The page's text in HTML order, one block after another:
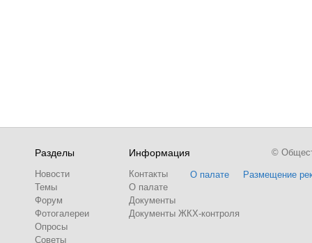
Разделы
Новости
Темы
Форум
Фотогалереи
Опросы
Советы
Информация
Контакты
О палате
Документы
Документы ЖКХ-контроля
О палате Размещение
©